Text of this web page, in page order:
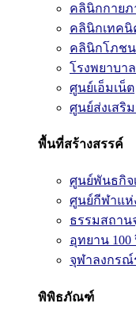
คลินิกกาย
คลินิกเทค
คลินิกโภชน
โรงพยาบา
ศูนย์เอ็มเน็ต
ศูนย์ส่งเสริ
พื้นที่สร้างสรรค์
ศูนย์พันธกิจ
ศูนย์กีฬาแห่
ธรรมสถา
อุทยาน 100
จุฬาลงกร
พิพิธภัณฑ์